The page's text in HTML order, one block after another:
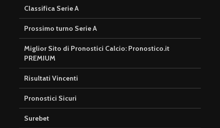
Classifica Serie A
Prossimo turno Serie A
Miglior Sito di Pronostici Calcio: Pronostico.it
PREMIUM
Risultati Vincenti
Pronostici Sicuri
Surebet